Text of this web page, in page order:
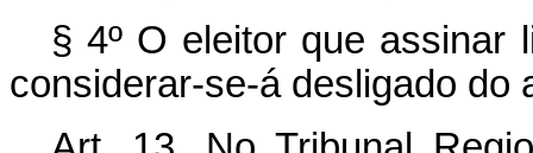
§ 4º O eleitor que assinar
considerar-se-á desligado do